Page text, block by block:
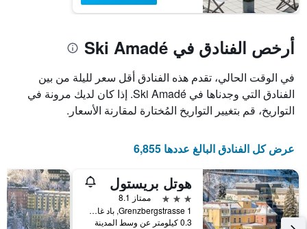
أرخص الفنادق في Ski Amadé
في الوقت الحالي، تقدم هذه الفنادق أقل سعر لليلة من بين
الفنادق التي وجدناها في Ski Amadé. إذا كان لديك مرونة في
التواريخ، قم بتغيير التواريخ المُختارة لمقارنة الأسعار.
عرض كل الفنادق البالغ عددها 6,855
هوتل بريستول
3 نجوم
ممتاز 8.1
1 Grenzbergstrasse, باد غاستيين, ولاية سالزبورغ, النمسا
0.3 كيلومتر عن وسط المدينة